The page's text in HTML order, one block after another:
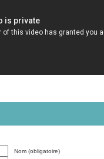
Nom (obligatoire)